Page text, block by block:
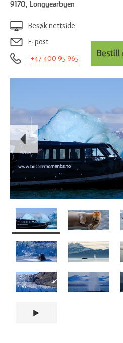
9170, Longyearbyen
Besøk nettside
E-post
+47 400 95 965